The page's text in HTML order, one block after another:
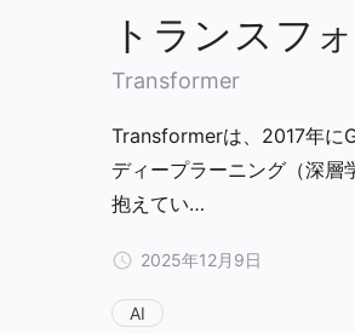
トランスフ
Transformer
Transformerは、2017年に
ディープラーニング（深層
抱えてい…
2025年12月9日
AI